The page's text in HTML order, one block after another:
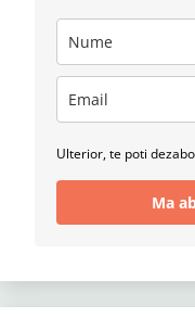
Ulterior, te poti
Ma